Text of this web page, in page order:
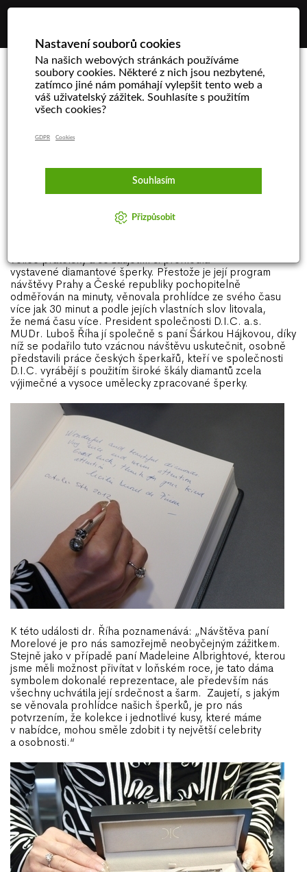
Nastavení souborů cookies
Na našich webových stránkách používáme
soubory cookies. Některé z nich jsou nezbytené,
zatímco jiné nám pomáhají vylepšit tento web a
váš uživatelský zážitek. Souhlasíte s použitím
všech cookies?
GDPR Cookies
Souhlasím
Přizpůsobit
První dáma Republiky Chile v
společnostiDiamonds International Corporation – D.I.C.
v Široké ulici paní Cecilia Morelová de Piněro, první
dáma republiky Chile, manželka presidenta Sebastiána
velice přátelsky a se zaujetím si prohlédla
vystavenédiamantové šperky. Přestože je její program
návštěvy Prahy a České republiky pochopitelně
odměřován na minuty, věnovala prohlídce ze svého času
více jak 30 minut a podle jejích vlastních slov litovala,
že nemá času více. President společnosti D.I.C. a.s.
MUDr. Luboš Říha jí společně s paní Šárkou Hájkovou, díky
níž se podařilo tuto vzácnou návštěvu uskutečnit, osobně
představili práce českých šperkařů, kteří ve společnosti
D.I.C. vyrábějí s použitím široké škály diamantů zcela
výjimečné a vysoce umělecky zpracované šperky.
K této události dr. Říha poznamenává: „Návštěva paní
Morelové je pro nás samozřejmě neobyčejným zážitkem.
Stejně jako v případě paní Madeleine Albrightové, kterou
jsme měli možnost přivítat v loňském roce, je tato dáma
symbolem dokonalé reprezentace, ale především nás
všechny uchvátila její srdečnost a šarm. Zaujetí, s jakým
se věnovala prohlídce našich šperků, je pro nás
potvrzením, že kolekce i jednotlivé kusy, které máme
v nabídce, mohou směle zdobit i ty největší celebrity
a osobnosti.“